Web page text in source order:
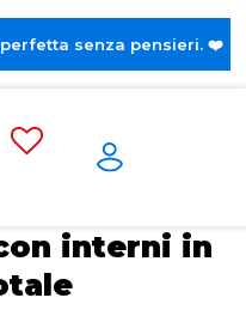
pensieri. ❤️
E-PACE
interni in